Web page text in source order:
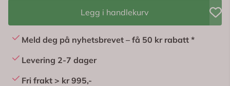
Legg i handlekurv
Meld deg på nyhetsbrevet – få 50 kr rabatt *
Levering 2-7 dager
Fri frakt > kr 995,-